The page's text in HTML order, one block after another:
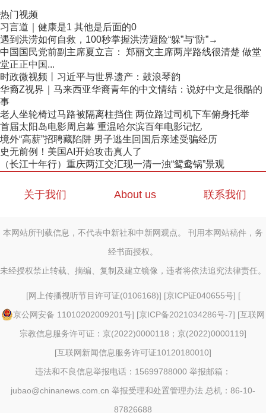
热门视频
习言道｜健康是1 其他是后面的0
遇到洪涝如何自救，100秒掌握洪涝避险“躲”与“防”→
中国国民党前副主席夏立言： 郑丽文主席两岸路线很清楚 做堂
堂正正中国...
时政微视频丨习近平与世界遗产：鼓浪琴韵
华裔Z视界｜马来西亚华裔青年的中文情结：说好中文是很酷的
事
老人坐轮椅过马路被隔离柱挡住 两位路过司机下车俯身托举
首届太阳岛电影周启幕 重温哈尔滨百年电影记忆
境外“高薪”招聘藏陷阱 男子逃生回国后亲述受骗经历
史无前例！美国AI开始攻击真人了
（长江十年行）重庆两江交汇现一清一浊“鸳鸯锅”景观
关于我们 About us 联系我们
本网站所刊载信息，不代表中新社和中新网观点。 刊用本网站稿件，务
经书面授权。
未经授权禁止转载、摘编、复制及建立镜像，违者将依法追究法律责任。
[网上传播视听节目许可证(0106168)] [京ICP证040655号] [
京公网安备 11010202009201号] [京ICP备2021034286号-7] [互联网
宗教信息服务许可证：京(2022)0000118；京(2022)0000119]
[互联网新闻信息服务许可证10120180010]
违法和不良信息举报电话：15699788000 举报邮箱：
jubao@chinanews.com.cn 举报受理和处置管理办法 总机：86-10-
87826688